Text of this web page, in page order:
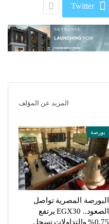
Twitter
المزيد عن المؤلف
بورصة
البورصة المصرية تواصل
الصعود.. EGX30 يرتفع
0.75% والتداولات تسجل